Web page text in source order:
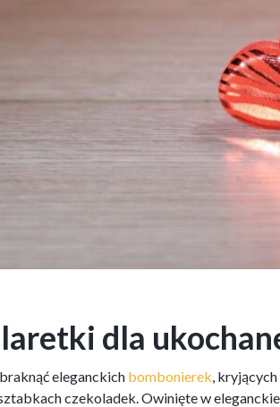
dla
eleganckich bombonierek ,
czekoladek. Owinięte w